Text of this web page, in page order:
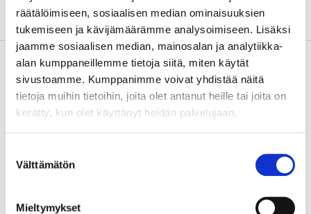
räätälöimiseen, sosiaalisen median ominaisuuksien
tukemiseen ja kävijämäärämme analysoimiseen. Lisäksi
jaamme sosiaalisen median, mainosalan ja analytiikka-
alan kumppaneillemme tietoja siitä, miten käytät
sivustoamme. Kumppanimme voivat yhdistää näitä
tietoja muihin tietoihin, joita olet antanut heille tai joita on
kerätty, kun olet käyttänyt heidän palvelujaan.
valinta
Välttämätön
Mieltymykset
Tietoa valmistajasta
Osta & Nouda
Osta verkosta ja nouda tavaratalosta jo 2 tunnin kuluttua!
Muut asiakkaat ostivat myös